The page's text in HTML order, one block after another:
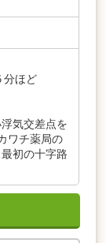
分ほど
気交差点を
ワチ薬局の
初の十字路